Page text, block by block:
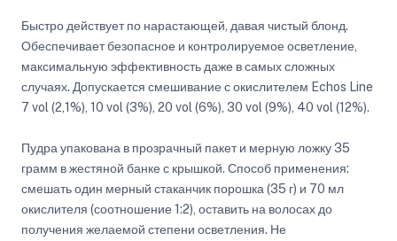
Быстро действует по нарастающей, давая чистый блонд.
Обеспечивает безопасное и контролируемое осветление,
максимальную эффективность даже в самых сложных
случаях. Допускается смешивание с окислителем Echos Line
7 vol (2,1%), 10 vol (3%), 20 vol (6%), 30 vol (9%), 40 vol (12%).
Пудра упакована в прозрачный пакет и мерную ложку 35
грамм в жестяной банке с крышкой. Способ применения:
смешать один мерный стаканчик порошка (35 г) и 70 мл
окислителя (соотношение 1:2), оставить на волосах до
получения желаемой степени осветления. Не